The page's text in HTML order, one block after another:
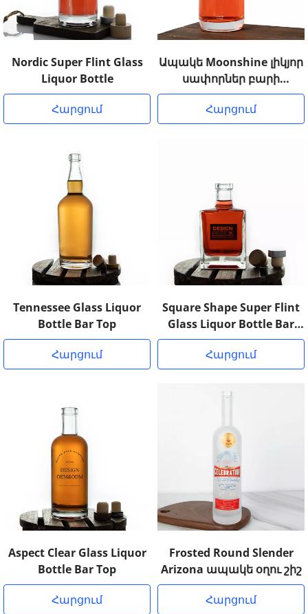
Nordic Super Flint Glass
Liquor Bottle
Հարցում
Ապակե Moonshine լիկյոր
սափորներ բարի
վերնաշապիկով
Հարցում
Tennessee Glass Liquor
Bottle Bar Top
Հարցում
Square Shape Super Flint
Glass Liquor Bottle Bar
Top Cork
Հարցում
Aspect Clear Glass Liquor
Bottle Bar Top
Հարցում
Frosted Round Slender
Arizona ապակե օղու շիշ
Հարցում